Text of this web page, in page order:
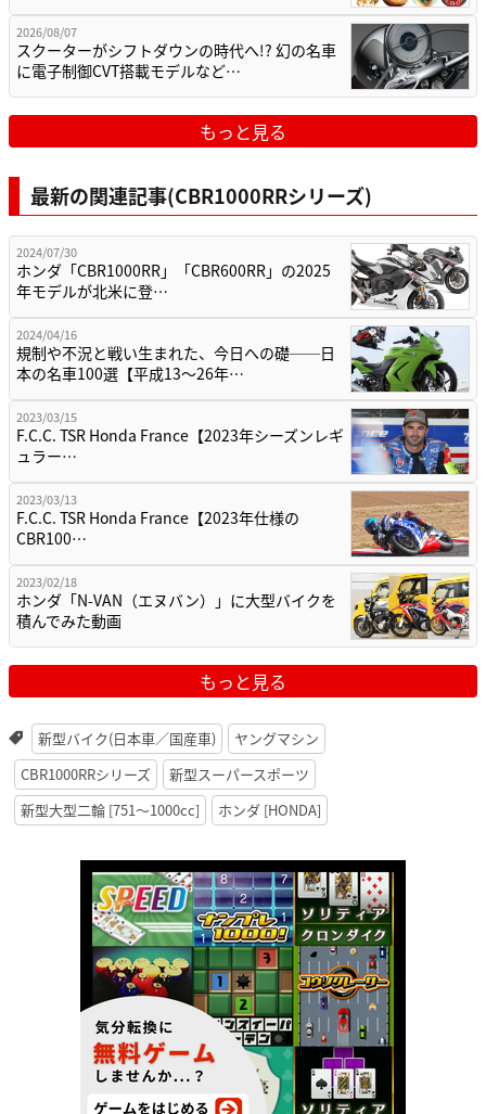
2026/08/07
スクーターがシフトダウンの時代へ!? 幻の名車
に電子制御CVT搭載モデルなど…
もっと見る
最新の関連記事(CBR1000RRシリーズ)
2024/07/30
ホンダ「CBR1000RR」「CBR600RR」の2025
年モデルが北米に登…
2024/04/16
規制や不況と戦い生まれた、今日への礎──日
本の名車100選【平成13～26年…
2023/03/15
F.C.C. TSR Honda France【2023年シーズンレギ
ュラー…
2023/03/13
F.C.C. TSR Honda France【2023年仕様の
CBR100…
2023/02/18
ホンダ「N-VAN（エヌバン）」に大型バイクを
積んでみた動画
もっと見る
新型バイク(日本車／国産車)
ヤングマシン
CBR1000RRシリーズ
新型スーパースポーツ
新型大型二輪 [751〜1000cc]
ホンダ [HONDA]